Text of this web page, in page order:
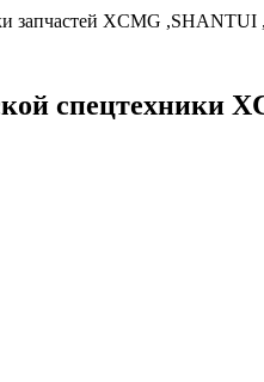
запчастей XCMG
спецтехники